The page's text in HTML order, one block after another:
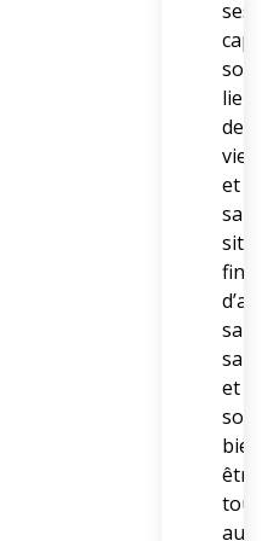
ses
son
lieu
de
vie
et
sa
sa
santé
et
son
bien-
être
tout
au